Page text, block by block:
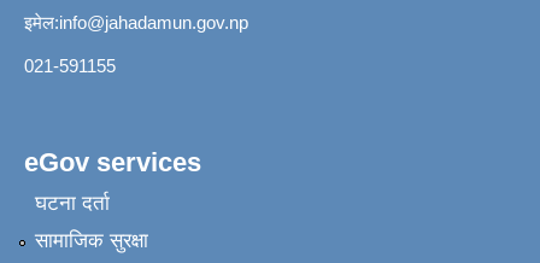
इमेल:info@jahadamun.gov.np
021-591155
eGov services
घटना दर्ता
सामाजिक सुरक्षा